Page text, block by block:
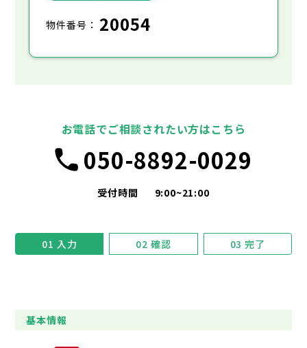
物件番号： 20054
お電話でご相談されたい方はこちら
050-8892-0029
受付時間 9:00~21:00
01 入力 02 確認 03 完了
基本情報